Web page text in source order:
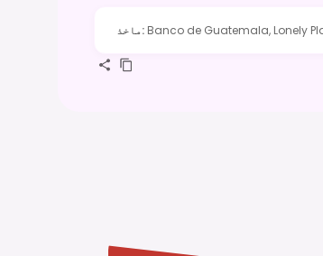
ماخذ: Banco de Guatemala, Lonely